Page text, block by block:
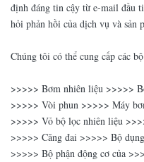
định đáng tin cậy từ e-mail đầu
hỏi phản hồi của dịch vụ và sản
Chúng tôi có thể cung cấp các
>>>>> Bơm nhiên liệu >>>>>
>>>>> Vòi phun >>>>> Máy
>>>>> Vỏ bộ lọc nhiên liệu
>>>>> Căng đai >>>>> Bộ
>>>>> Bộ phận động cơ của